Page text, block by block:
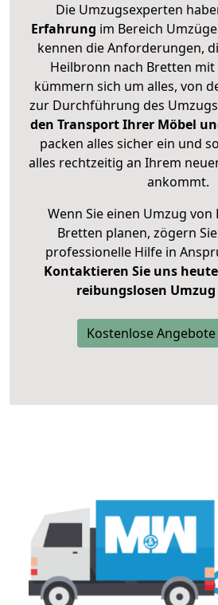
Die Umzugsexperten
Erfahrung im Bereich
kennen die Anforderungen,
Heilbronn nach Bretten mit
kümmern sich um alles, von
zur Durchführung des
den Transport Ihrer Möbel
packen alles sicher ein und
alles rechtzeitig an Ihrem
ankommt.
Wenn Sie einen Umzug
Bretten planen, zögern
professionelle Hilfe in
Kontaktieren Sie uns heute
reibungslosen Umzug
Kostenlose